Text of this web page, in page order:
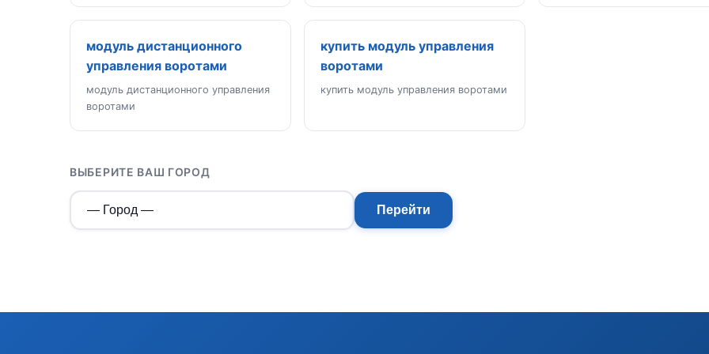
модуль дистанционного
управления воротами
модуль дистанционного управления
воротами
купить модуль управления
воротами
купить модуль управления воротами
ВЫБЕРИТЕ ВАШ ГОРОД
Перейти